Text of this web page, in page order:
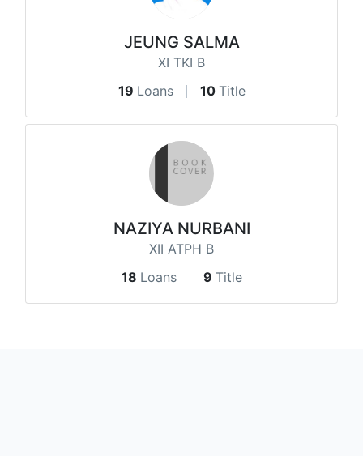
JEUNG SALMA
XI TKI B
19 Loans 10 Title
NAZIYA NURBANI
XII ATPH B
18 Loans 9 Title